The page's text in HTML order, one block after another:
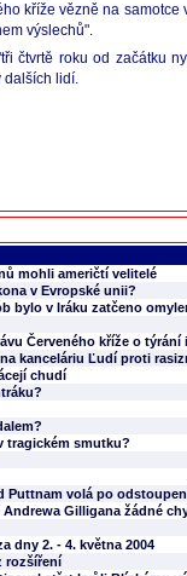
kříže vězně na
výslechů".
čtvrtě roku od začátku
dalších lidí.
mohli američtí velitelé
v Evropské unii?
bylo v Iráku zatčeno
Červeného kříže o týrání
kanceláriu Ľudí proti
chudí
tragickém smutku?
Puttnam volá po
Gilligana žádné
dny 2. - 4. května 2004
rozšíření